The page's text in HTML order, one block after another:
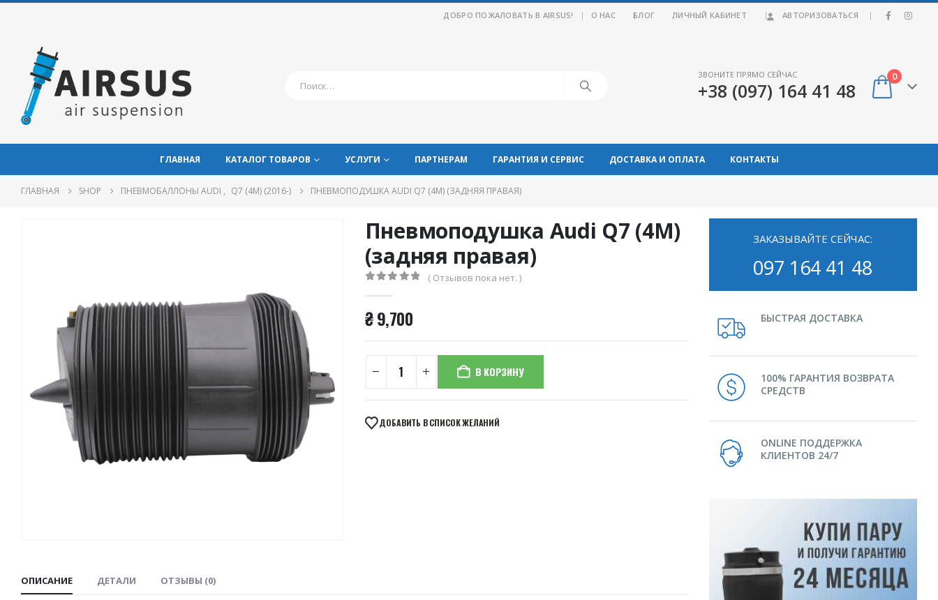
ДОБРО ПОЖАЛОВАТЬ В AIRSUS! | О НАС БЛОГ ЛИЧНЫЙ КАБИНЕТ АВТОРИЗОВАТЬСЯ |
ЗВОНИТЕ ПРЯМО СЕЙЧАС
+38 (097) 164 41 48
0
ГЛАВНАЯ КАТАЛОГ ТОВАРОВ УСЛУГИ ПАРТНЕРАМ ГАРАНТИЯ И СЕРВИС ДОСТАВКА И ОПЛАТА КОНТАКТЫ
ГЛАВНАЯ SHOP ПНЕВМОБАЛЛОНЫ AUDI , Q7 (4M) (2016-) ПНЕВМОПОДУШКА AUDI Q7 (4M) (ЗАДНЯЯ ПРАВАЯ)
Пневмоподушка Audi Q7 (4M)
(задняя правая)
( Отзывов пока нет. )
₴9,700
В КОРЗИНУ
ДОБАВИТЬ В СПИСОК ЖЕЛАНИЙ
ОПИСАНИЕ ДЕТАЛИ ОТЗЫВЫ (0)
ЗАКАЗЫВАЙТЕ СЕЙЧАС:
097 164 41 48
БЫСТРАЯ ДОСТАВКА
100% ГАРАНТИЯ ВОЗВРАТА
СРЕДСТВ
ONLINE ПОДДЕРЖКА
КЛИЕНТОВ 24/7